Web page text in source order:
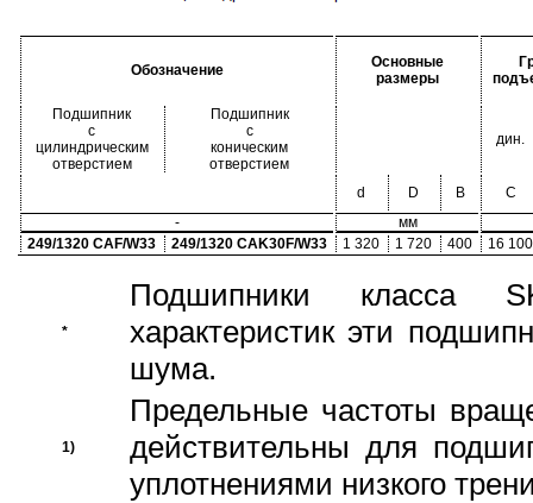
Обозначение
Основные
размеры
Подшипник
с
цилиндрическим
отверстием
Подшипник
с
коническим
отверстием
дин.
d D B
C
-
мм
249/1320 CAF/W33
249/1320 CAK30F/W33 1 320 1 720 400 16 100
*
Подшипники класса
характеристик эти
шума.
1)
Предельные частоты
действительны для
уплотнениями низкого